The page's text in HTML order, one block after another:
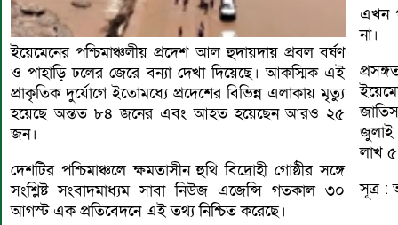
ইয়েমেনের পশ্চিমাঞ্চলীয় প্রদেশ আল হুদায়দায় প্রবল বর্ষণ
ও পাহাড়ি ঢলের জেরে বন্যা দেখা দিয়েছে। আকস্মিক এই
প্রাকৃতিক দুর্যোগে ইতোমধ্যে প্রদেশের বিভিন্ন এলাকায় মৃত্যু
হয়েছে অন্তত ৮৪ জনের এবং আহত হয়েছেন আরও ২৫
জন।
দেশটির পশ্চিমাঞ্চলে ক্ষমতাসীন হুথি বিদ্রোহী গোষ্ঠীর সঙ্গে
সংশ্লিষ্ট সংবাদমাধ্যম সাবা নিউজ এজেন্সি গতকাল ৩০
আগস্ট এক প্রতিবেদনে এই তথ্য নিশ্চিত করেছে।
এখন
না।
জুলাই
লাখ
সূত্র :